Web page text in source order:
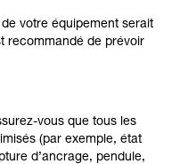
votre équipement serait
recommandé de prévoir
vous que tous les
(par exemple, état
d’ancrage, pendule,